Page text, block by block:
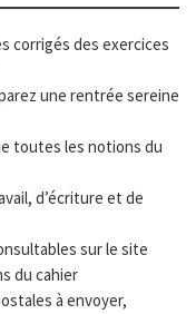
corrigés des exercices
une rentrée sereine
toutes les notions du
d’écriture et de
sur le site
du cahier
à envoyer,